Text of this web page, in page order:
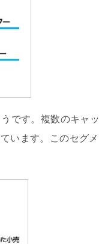
です。複数のキャッ
います。このセグメ